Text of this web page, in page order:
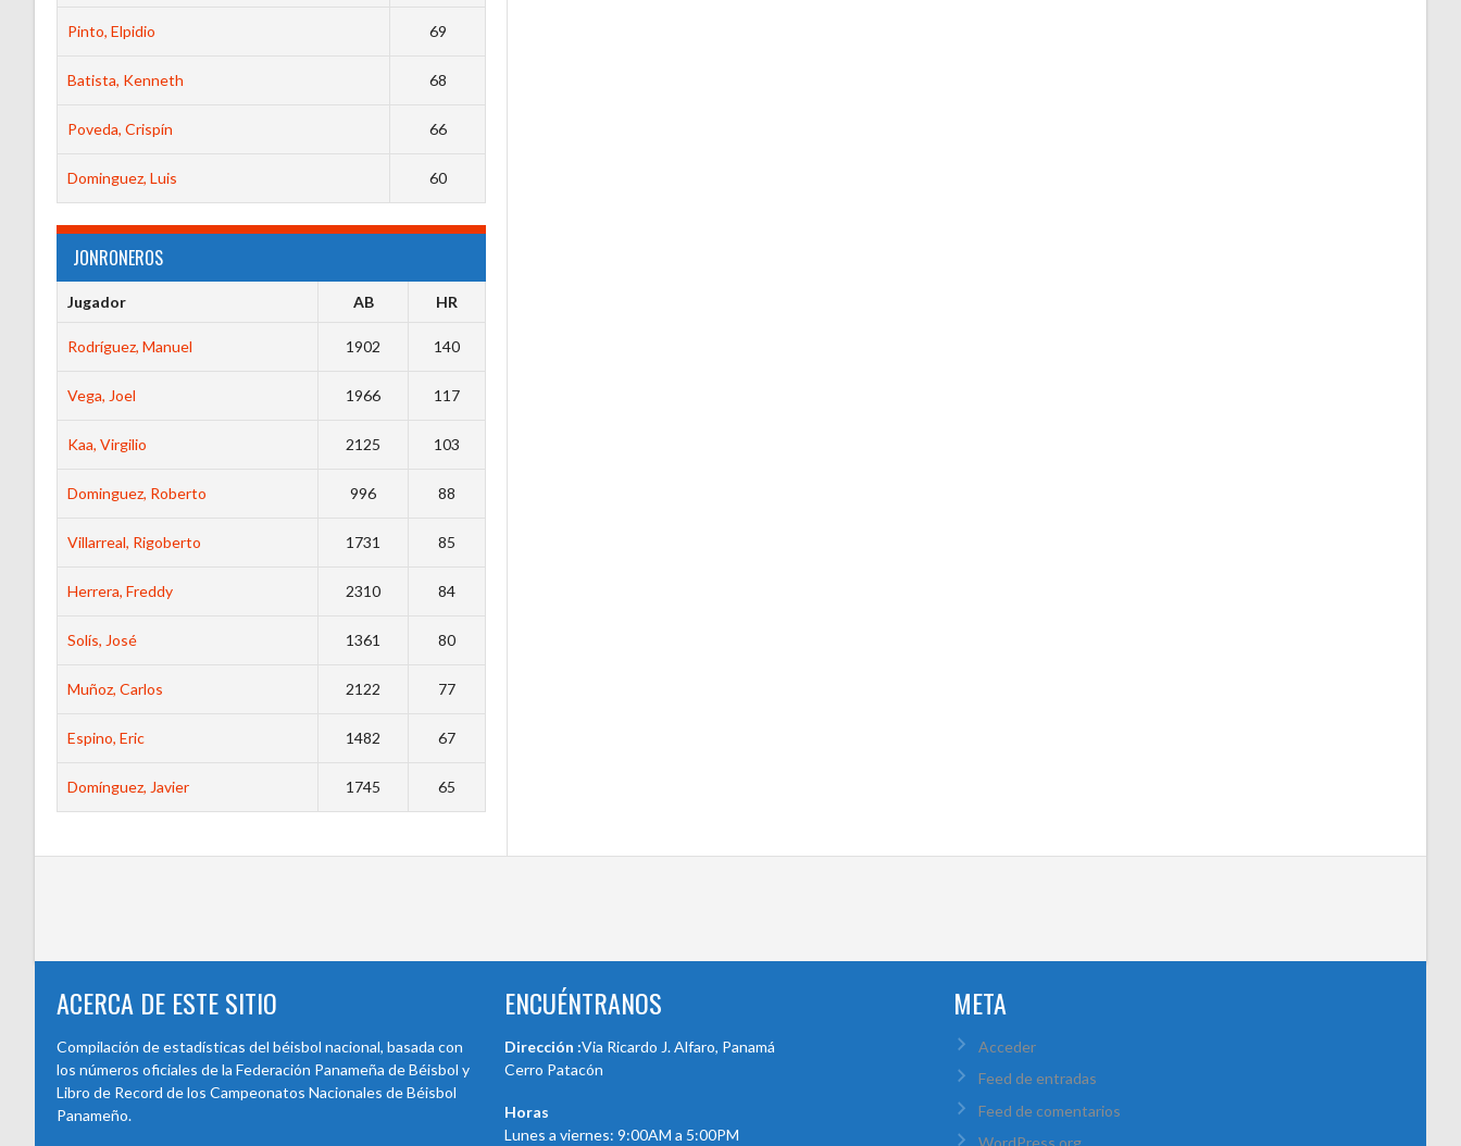
Pinto, Elpidio 69
Batista, Kenneth 68
Poveda, Crispín 66
Dominguez, Luis 60
JONRONEROS
Jugador AB HR
Rodríguez, Manuel 1902 140
Vega, Joel 1966 117
Kaa, Virgilio 2125 103
Dominguez, Roberto 996 88
Villarreal, Rigoberto 1731 85
Herrera, Freddy 2310 84
Solís, José 1361 80
Muñoz, Carlos 2122 77
Espino, Eric 1482 67
Domínguez, Javier 1745 65
ACERCA DE ESTE SITIO
Compilación de estadísticas del béisbol nacional, basada con
los números oficiales de la Federación Panameña de Béisbol y
Libro de Record de los Campeonatos Nacionales de Béisbol
Panameño.
ENCUÉNTRANOS
Dirección :Via Ricardo J. Alfaro, Panamá
Cerro Patacón
Horas
Lunes a viernes: 9:00AM a 5:00PM
META
Acceder
Feed de entradas
Feed de comentarios